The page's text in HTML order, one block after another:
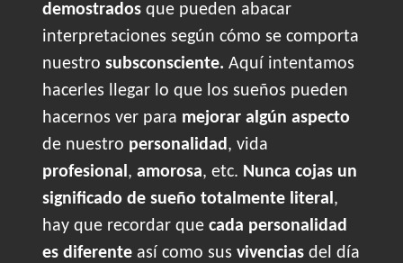
demostrados que pueden abacar
interpretaciones según cómo se comporta
nuestro subsconsciente. Aquí intentamos
hacerles llegar lo que los sueños pueden
hacernos ver para mejorar algún aspecto
de nuestro personalidad, vida
profesional, amorosa, etc. Nunca cojas un
significado de sueño totalmente literal,
hay que recordar que cada personalidad
es diferente así como sus vivencias del día